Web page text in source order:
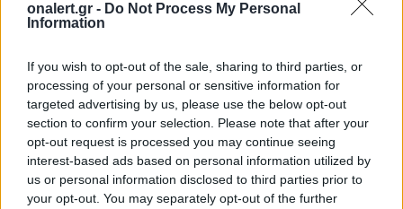
onalert.gr - Do Not Process My Personal
Information
If you wish to opt-out of the sale, sharing to third parties, or
processing of your personal or sensitive information for
targeted advertising by us, please use the below opt-out
section to confirm your selection. Please note that after your
opt-out request is processed you may continue seeing
interest-based ads based on personal information utilized by
us or personal information disclosed to third parties prior to
your opt-out. You may separately opt-out of the further